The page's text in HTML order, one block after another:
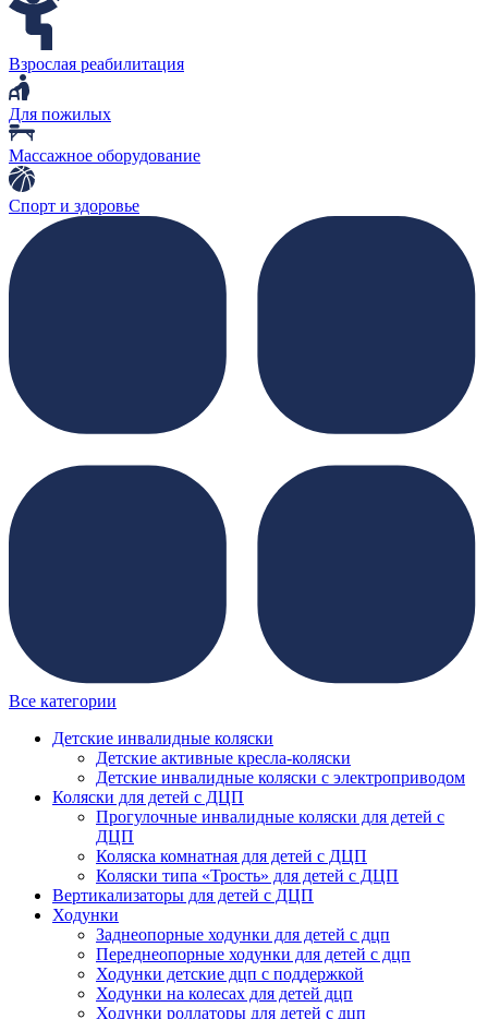
Взрослая реабилитация
Для пожилых
Массажное оборудование
Спорт и здоровье
Все категории
Детские инвалидные коляски
Детские активные кресла-коляски
Детские инвалидные коляски с электроприводом
Коляски для детей с ДЦП
Прогулочные инвалидные коляски для детей с
ДЦП
Коляска комнатная для детей с ДЦП
Коляски типа «Трость» для детей с ДЦП
Вертикализаторы для детей с ДЦП
Ходунки
Заднеопорные ходунки для детей с дцп
Переднеопорные ходунки для детей с дцп
Ходунки детские дцп с поддержкой
Ходунки на колесах для детей дцп
Ходунки роллаторы для детей с дцп